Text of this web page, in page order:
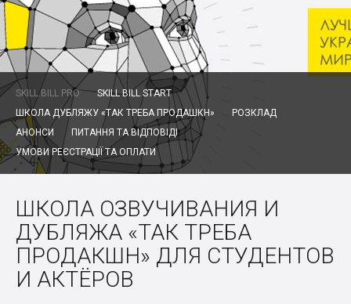
SKILL BILL PRO
SKILL BILL START
ШКОЛА ДУБЛЯЖУ «ТАК ТРЕБА ПРОДАШКН»
РОЗКЛАД
АНОНСИ
ПИТАННЯ ТА ВІДПОВІДІ
УМОВИ РЕЄСТРАЦІЇ ТА ОПЛАТИ
ШКОЛА ОЗВУЧИВАНИЯ И
ДУБЛЯЖА «ТАК ТРЕБА
ПРОДАКШН» ДЛЯ СТУДЕНТОВ
И АКТЁРОВ